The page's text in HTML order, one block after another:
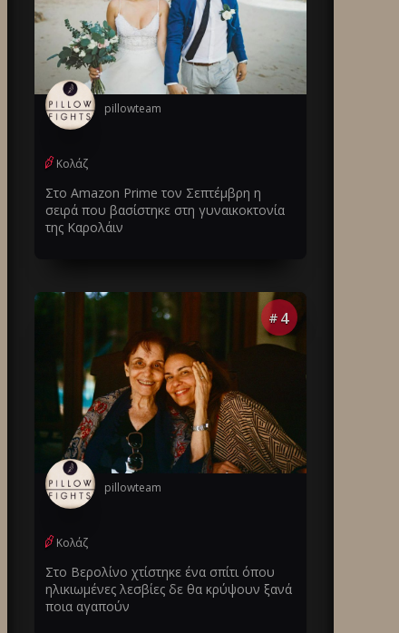
pillowteam
Κολάζ
Στο Amazon Prime τον Σεπτέμβρη η
σειρά που βασίστηκε στη γυναικοκτονία
της Καρολάιν
# 4
pillowteam
Κολάζ
Στο Βερολίνο χτίστηκε ένα σπίτι όπου
ηλικιωμένες λεσβίες δε θα κρύψουν ξανά
ποια αγαπούν